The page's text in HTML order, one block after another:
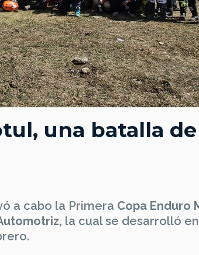
una batalla de
a cabo la Primera Copa Enduro
la cual se desarrolló